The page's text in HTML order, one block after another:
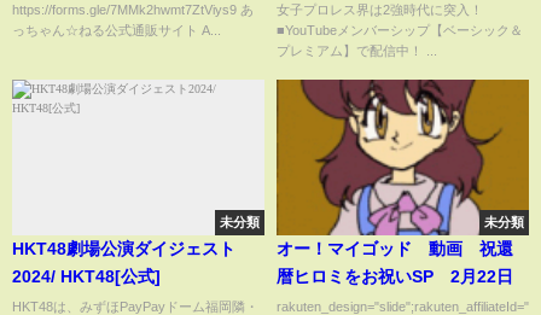
https://forms.gle/7MMk2hwmt7ZtViys9 あ
っちゃん☆ねる公式通販サイト A...
LEAGUE覇者から勝利！NJPW
njwtl
女子プロレス界は2強時代に突入！
■YouTubeメンバーシップ【ベーシック＆
プレミアム】で配信中！ ...
未分類
HKT48劇場公演ダイジェスト
2024/ HKT48[公式]
HKT48は、みずほPayPayドーム福岡隣・
未分類
オー！マイゴッド 動画 祝還
暦ヒロミをお祝いSP 2月22日